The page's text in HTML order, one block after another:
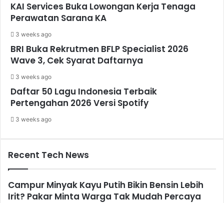
KAI Services Buka Lowongan Kerja Tenaga
Perawatan Sarana KA
3 weeks ago
BRI Buka Rekrutmen BFLP Specialist 2026
Wave 3, Cek Syarat Daftarnya
3 weeks ago
Daftar 50 Lagu Indonesia Terbaik
Pertengahan 2026 Versi Spotify
3 weeks ago
Recent Tech News
Campur Minyak Kayu Putih Bikin Bensin Lebih
Irit? Pakar Minta Warga Tak Mudah Percaya